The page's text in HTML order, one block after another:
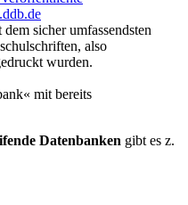
sicher umfassendsten
also
wurden.
mit bereits
Datenbanken gibt es z.